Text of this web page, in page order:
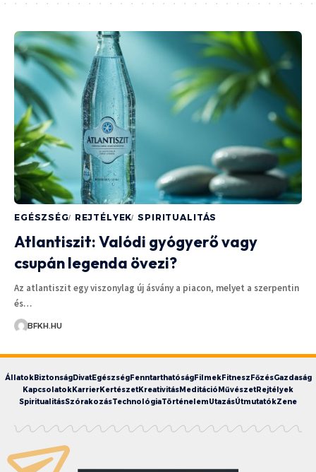
EGÉSZSÉG REJTÉLYEK SPIRITUALITÁS
Atlantiszit: Valódi gyógyerő vagy
csupán legenda övezi?
Az atlantiszit egy viszonylag új ásvány a piacon, melyet a szerpentin
és…
BFKH.HU
ÁllatokBiztonságDivatEgészségFenntarthatóságFilmekFitneszFőzésGazdaság
KapcsolatokKarrierKertészetKreativitásMeditációMűvészetRejtélyek
SpiritualitásSzórakozásTechnológiaTörténelemUtazásÚtmutatókZene